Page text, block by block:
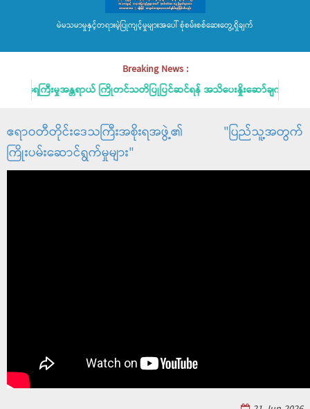
မဲမသမာမှုနှင့်တရားမဲ့ပြုကျင့်မှုများအပေါ် စုံစမ်းစစ်ဆေးတွေ့ရှိချက်
Breaking News :
ြစ်ရေကြီးမှုအန္တရာယ် ကြိုတင်သတိပြုပြင်ဆင်ရန် အသိပေးနှိုးဆော်ချက်
ဧရာဝတီတိုင်းဒေသကြီးအစိုးရအဖွဲ့၏ "ပြည်သူ့အတွက်
ကြိုးပမ်းဆောင်ရွက်မှုများ"